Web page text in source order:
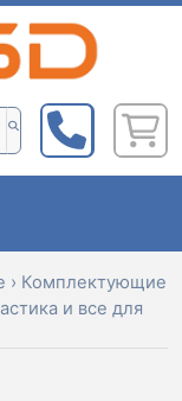
› Комплектующие
и все для